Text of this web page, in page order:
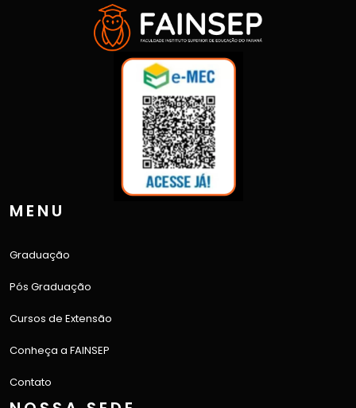
MENU
Graduação
Pós Graduação
Cursos de Extensão
Conheça a FAINSEP
Contato